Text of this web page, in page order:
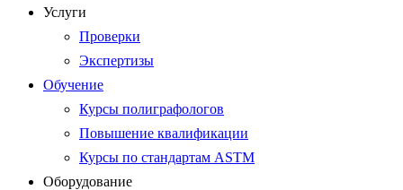
Услуги
Проверки
Экспертизы
Обучение
Курсы полиграфологов
Повышение квалификации
Курсы по стандартам ASTM
Оборудование